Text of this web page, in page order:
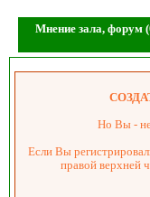
Мнение зала, форум
Но Вы -
Если Вы
правой верхней